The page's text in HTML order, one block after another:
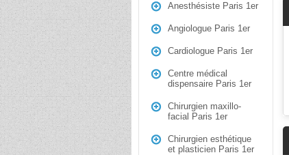
Anesthésiste Paris 1er
Angiologue Paris 1er
Cardiologue Paris 1er
Centre médical
dispensaire Paris 1er
Chirurgien maxillo-
facial Paris 1er
Chirurgien esthétique
et plasticien Paris 1er